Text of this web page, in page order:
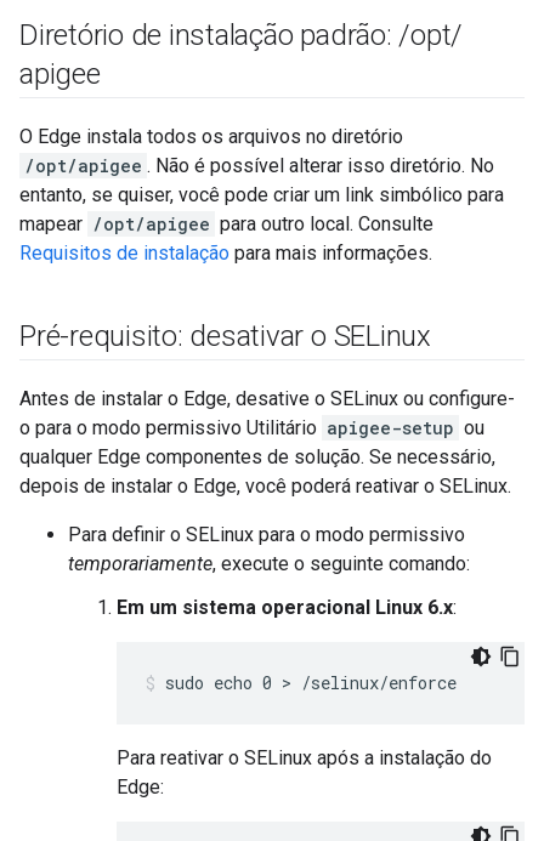
Diretório de instalação padrão: /opt/
apigee
O Edge instala todos os arquivos no diretório
/opt/apigee . Não é possível alterar isso diretório. No
entanto, se quiser, você pode criar um link simbólico para
mapear /opt/apigee para outro local. Consulte
Requisitos de instalação para mais informações.
Pré-requisito: desativar o SELinux
Antes de instalar o Edge, desative o SELinux ou configure-
o para o modo permissivo Utilitário apigee-setup ou
qualquer Edge componentes de solução. Se necessário,
depois de instalar o Edge, você poderá reativar o SELinux.
Para definir o SELinux para o modo permissivo
temporariamente, execute o seguinte comando:
Em um sistema operacional Linux 6.x:
sudo echo 0 > /selinux/enforce
Para reativar o SELinux após a instalação do
Edge: